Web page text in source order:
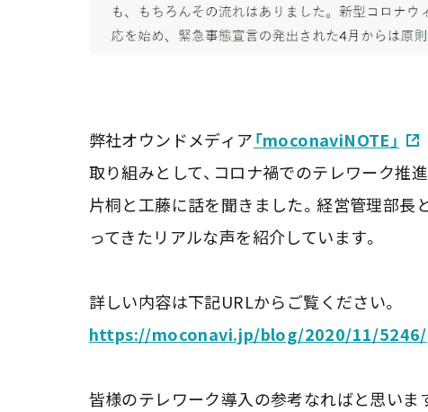
弊社オウンドメディア「moconaviNOTE」
取り組みとして、コロナ禍でのテレワーク推
片桐と工藤に話を聞きました。経営管理部長
ってきたリアルな声を紹介しています。
詳しい内容は下記URLからご覧ください。
https://moconavi.jp/blog/2020/11/5246/
皆様のテレワーク導入の参考なればと思いま